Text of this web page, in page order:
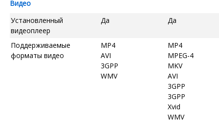
Видео
Установленный
видеоплеер
Да Да
Поддерживаемые
форматы видео
MP4
AVI
3GPP
WMV
MP4
MPEG-4
MKV
AVI
3GPP
3GPP
Xvid
WMV